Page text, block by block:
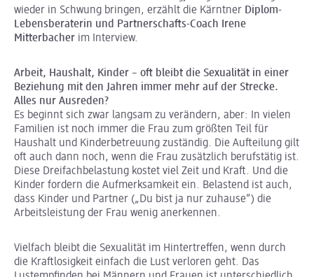
wieder in Schwung bringen, erzählt die Kärntner Diplom-
Lebensberaterin und Partnerschafts-Coach Irene
Mitterbacher im Interview.
Arbeit, Haushalt, Kinder – oft bleibt die Sexualität in einer
Beziehung mit den Jahren immer mehr auf der Strecke.
Alles nur Ausreden?
Es beginnt sich zwar langsam zu verändern, aber: In vielen
Familien ist noch immer die Frau zum größten Teil für
Haushalt und Kinderbetreuung zuständig. Die Aufteilung gilt
oft auch dann noch, wenn die Frau zusätzlich berufstätig ist.
Diese Dreifachbelastung kostet viel Zeit und Kraft. Und die
Kinder fordern die Aufmerksamkeit ein. Belastend ist auch,
dass Kinder und Partner („Du bist ja nur zuhause“) die
Arbeitsleistung der Frau wenig anerkennen.
Vielfach bleibt die Sexualität im Hintertreffen, wenn durch
die Kraftlosigkeit einfach die Lust verloren geht. Das